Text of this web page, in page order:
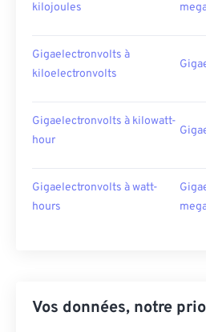
kilojoules
Gigaelectronvolts à
kiloelectronvolts
Gigaelectronvolts à kilowatt-
hour
Gigaelectronvolts à watt-
hours
Vos données, notre